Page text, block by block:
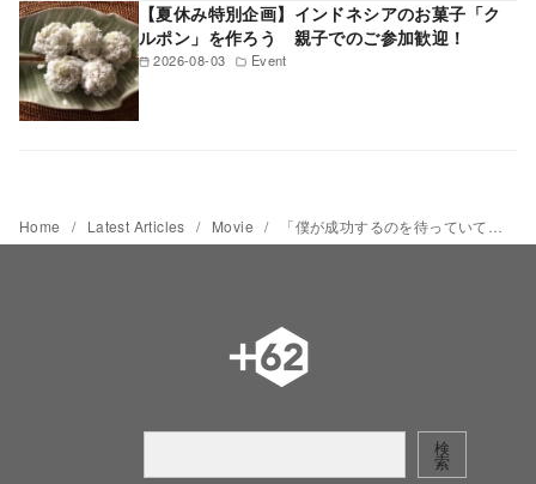
2026-08-03 Event
【夏休み特別企画】インドネシアのお菓子「ク
ルポン」を作ろう 親子でのご参加歓迎！
Home Latest Articles Movie 「僕が成功するのを待っていて」＆「ナ・ウィラ」 レバラン向け家族ドラマ映画2選 【インドネシア映画倶楽部】第116回
索
検
索